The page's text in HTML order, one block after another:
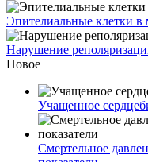
Эпителиальные клетки в
Нарушение
Новое
Учащенное
Смертельное